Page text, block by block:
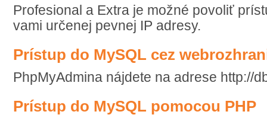
Profesional a Extra je možné povoliť
vami určenej pevnej IP adresy.
Prístup do MySQL cez
PhpMyAdmina nájdete na adrese http://
Prístup do MySQL pomocou PHP